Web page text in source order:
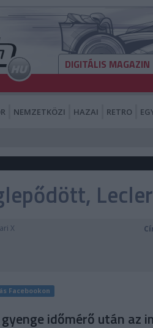
DIGITÁLIS MAGAZIN
NEMZETKÖZI HAZAI RETRO
X
Facebookon
időmérő után az